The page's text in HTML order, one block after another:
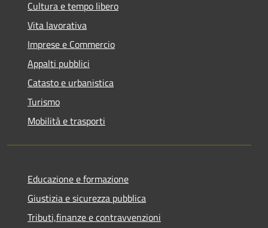
Cultura e tempo libero
Vita lavorativa
Imprese e Commercio
Appalti pubblici
Catasto e urbanistica
Turismo
Mobilità e trasporti
Educazione e formazione
Giustizia e sicurezza pubblica
Tributi,finanze e contravvenzioni